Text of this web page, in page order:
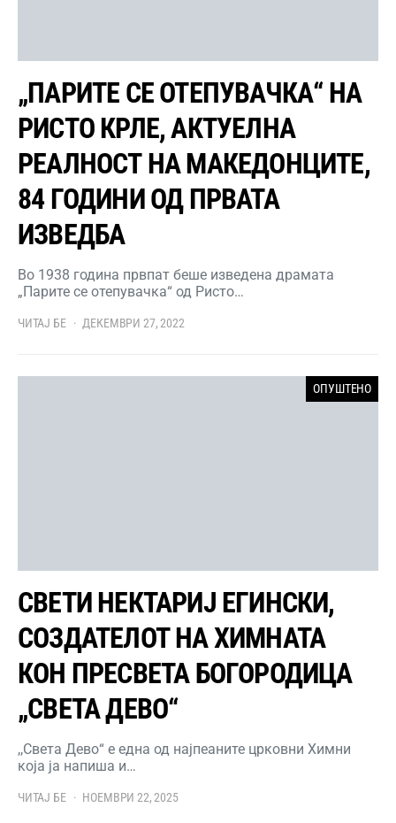
„ПАРИТЕ СЕ ОТЕПУВАЧКА“ НА
РИСТО КРЛЕ, АКТУЕЛНА
РЕАЛНОСТ НА МАКЕДОНЦИТЕ,
84 ГОДИНИ ОД ПРВАТА
ИЗВЕДБА
Во 1938 година првпат беше изведена драмата
„Парите се отепувачка“ од Ристо…
ЧИТАЈ БЕ ДЕКЕМВРИ 27, 2022
ОПУШТЕНО
СВЕТИ НЕКТАРИЈ ЕГИНСКИ,
СОЗДАТЕЛОТ НА ХИМНАТА
КОН ПРЕСВЕТА БОГОРОДИЦА
„СВЕТА ДЕВО“
,,Света Дево“ е една од најпеаните црковни Химни
која ја напиша и…
ЧИТАЈ БЕ НОЕМВРИ 22, 2025